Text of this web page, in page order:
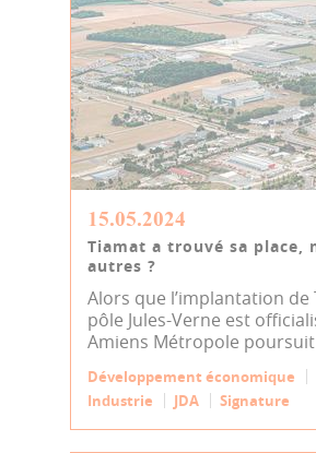
15.05.2024
Tiamat a trouvé sa place,
autres ?
Alors que l’implantation de
pôle Jules-Verne est
Amiens Métropole poursuit
Développement économique
Industrie
JDA Signature